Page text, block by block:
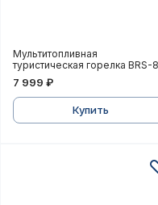
Мультитопливная
Мультитопливная
туристическая горелка BRS-
7 999 ₽
Купить